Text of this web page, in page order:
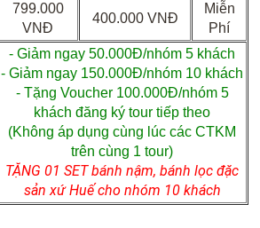
799.000
VNĐ
400.000 VNĐ
Miễn
Phí
- Giảm ngay 50.000Đ/nhóm 5 khách
- Giảm ngay 150.000Đ/nhóm 10 khách
- Tặng Voucher 100.000Đ/nhóm 5
khách đăng ký tour tiếp theo
(Không áp dụng cùng lúc các CTKM
trên cùng 1 tour)
TẶNG 01 SET bánh nậm, bánh lọc đặc
sản xứ Huế cho nhóm 10 khách